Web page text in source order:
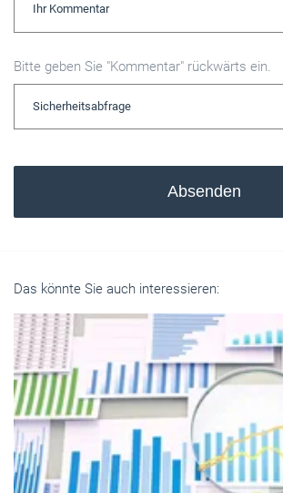
Bitte geben Sie "Kommentar" rückwärts ein.
Absenden
Das könnte Sie auch interessieren: